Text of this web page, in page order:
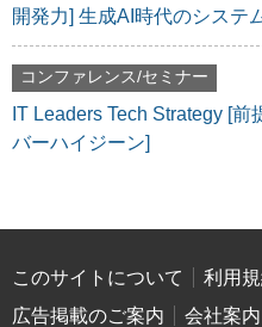
開発力] 生成AI時代のシステ
コンファレンス/セミナー
IT Leaders Tech Strategy [
バーハイジーン]
このサイトについて 利用
広告掲載のご案内
会社案内